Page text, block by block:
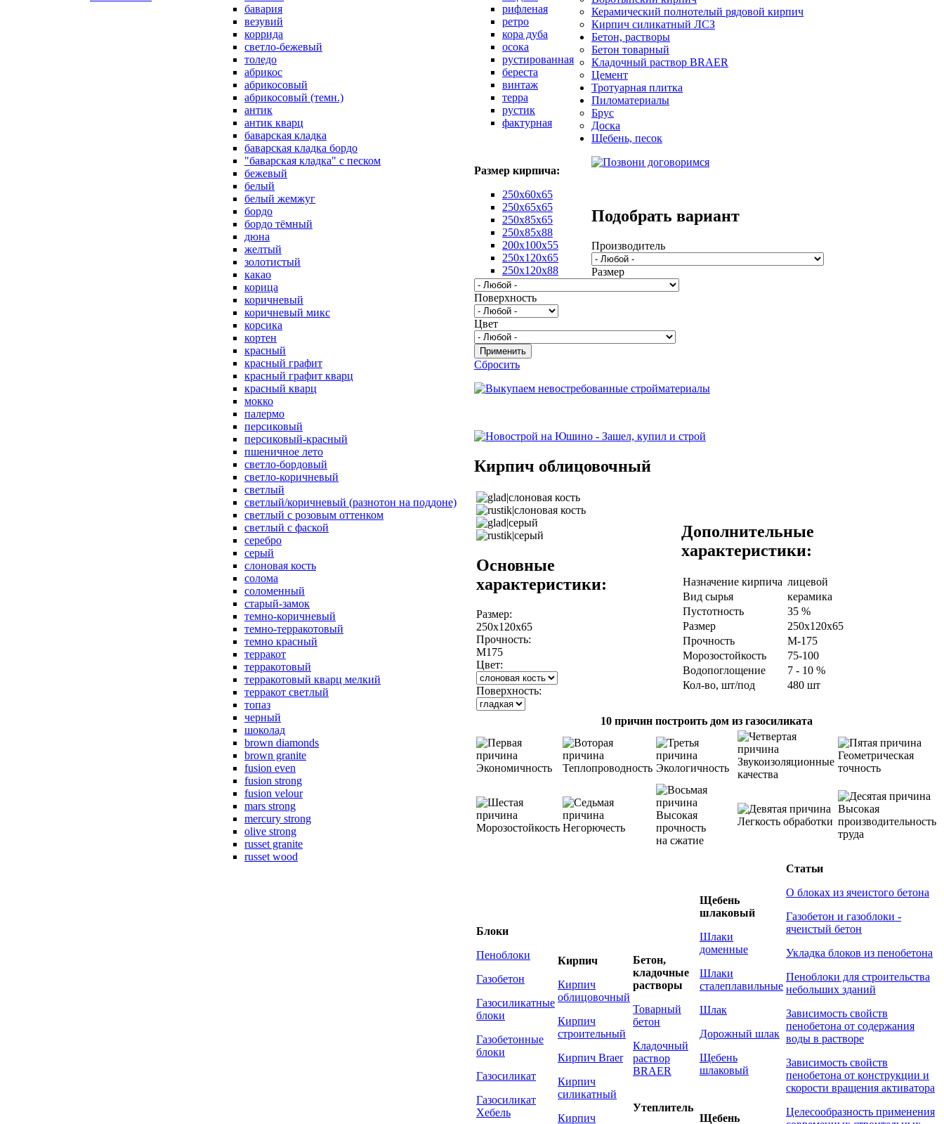
бавария
везувий
коррида
светло-бежевый
толедо
абрикос
абрикосовый
абрикосовый (темн.)
антик
антик кварц
баварская кладка
баварская кладка бордо
"баварская кладка" с песком
бежевый
белый
белый жемжуг
бордо
бордо тёмный
дюна
желтый
золотистый
какао
корица
коричневый
коричневый микс
корсика
кортен
красный
красный графит
красный графит кварц
красный кварц
мокко
палермо
персиковый
персиковый-красный
пшеничное лето
светло-бордовый
светло-коричневый
светлый
светлый/коричневый (разнотон на поддоне)
светлый с розовым оттенком
светлый с фаской
серебро
серый
слоновая кость
солома
соломенный
старый-замок
темно-коричневый
темно-терракотовый
темно красный
терракот
терракотовый
терракотовый кварц мелкий
терракот светлый
топаз
черный
шоколад
brown diamonds
brown granite
fusion even
fusion strong
fusion velour
mars strong
mercury strong
olive strong
russet granite
russet wood
рифленая
ретро
кора дуба
осока
рустированная
береста
винтаж
терра
рустик
фактурная
Размер кирпича:
250х60х65
250х65х65
250х85х65
250х85х88
200х100х55
250х120х65
250х120х88
Керамический полнотелый рядовой кирпич
Кирпич силикатный ЛСЗ
Бетон, растворы
Бетон товарный
Кладочный раствор BRAER
Цемент
Тротуарная плитка
Пиломатериалы
Брус
Доска
Щебень, песок
Подобрать вариант
Производитель
Размер
Поверхность
Цвет
Сбросить
Кирпич облицовочный
Основные
характеристики:
Размер:
250х120х65
Прочность:
М175
Цвет:
Поверхность:
Дополнительные
характеристики:
Назначение кирпича лицевой
Вид сырья
керамика
Пустотность
35 %
Размер
250х120х65
Прочность
M-175
Морозостойкость
75-100
Водопоглощение
7 - 10 %
Кол-во, шт/под
480 шт
10 причин построить дом из газосиликата
Экономичность Теплопроводность Экологичность
Звукоизоляционные
качества
Геометрическая
точность
Морозостойкость Негорючесть
Высокая
прочность
на сжатие
Легкость обработки
Высокая
производительность
труда
Блоки
Пеноблоки
Газобетон
Газосиликатные
блоки
Газобетонные
блоки
Газосиликат
Газосиликат
Хебель
Кирпич
Кирпич
облицовочный
Кирпич
строительный
Кирпич Braer
Кирпич
силикатный
Кирпич
Бетон,
кладочные
растворы
Товарный
бетон
Кладочный
раствор
BRAER
Утеплитель
Щебень
шлаковый
Шлаки
доменные
Шлаки
сталеплавильные
Шлак
Дорожный шлак
Щебень
шлаковый
Щебень
Статьи
О блоках из ячеистого бетона
Газобетон и газоблоки -
ячеистый бетон
Укладка блоков из пенобетона
Пеноблоки для строительства
небольших зданий
Зависимость свойств
пенобетона от содержания
воды в растворе
Зависимость свойств
пенобетона от конструкции и
скорости вращения активатора
Целесообразность применения